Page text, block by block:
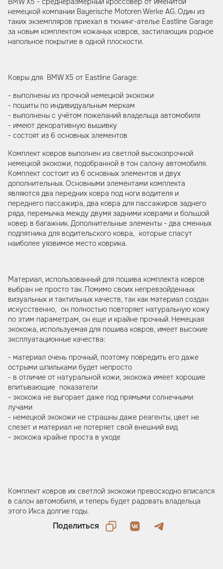
немецкой компании Bayerische Motoren Werke AG. Один из
таких экземпляров приехал в тюнинг-ателье Eastline Garage
за новым комплектом кожаных ковров, застилающих родное
напольное покрытие в одной плоскости.
Ковры для BMW X5 от Eastline Garage:
- выполнены из прочной немецкой экокожи
- пошиты по индивидуальным меркам
- выполнены с учётом пожеланий владельца автомобиля
- имеют декоративную вышивку
- состоят из 6 основных элементов
Комплект ковров выполнен из светлой высокопрочной
немецкой экокожи, подобранной в тон салону автомобиля.
Комплект состоит из 6 основных элементов и двух
дополнительных. Основными элементами комплекта
являются два передних ковра под ноги водителя и
переднего пассажира, два ковра для пассажиров заднего
ряда, перемычка между двумя задними коврами и большой
ковер в багажник. Дополнительные элементы - два сменных
подпятника для водительского ковра, которые спасут
наиболее уязвимое место коврика.
Материал, использованный для пошива комплекта ковров
выбран не просто так. Помимо своих непревзойденных
визуальных и тактильных качеств, так как материал создан
искусственно, он полностью повторяет натуральную кожу
по этим параметрам, он еще и крайне прочный. Немецкая
экокожа, используемая для пошива ковров, имеет высокие
эксплуатационные качества:
- материал очень прочный, поэтому повредить его даже
острыми шпильками будет непросто
- в отличие от натуральной кожи, экокожа имеет хорошие
впитывающие показатели
- экокожа не выгорает даже под прямыми солнечными
лучами
- немецкой экокожи не страшны даже реагенты, цвет не
слезет и материал не потеряет свой внешний вид
- экокожа крайне проста в уходе
Комплект ковров их светлой экокожи превосходно вписался
в салон автомобиля, и теперь будет радовать владельца
этого Икса долгие годы.
Поделиться